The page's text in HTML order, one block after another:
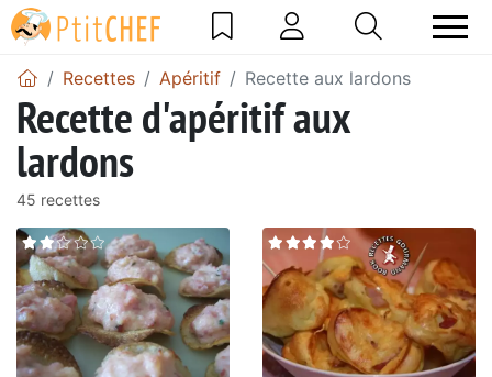
Recettes Apéritif Recette aux lardons
Recette d'apéritif aux
lardons
45 recettes